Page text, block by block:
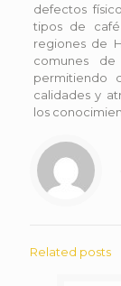
defectos
tipos de
regiones de
comunes
permitiendo
calidades y
los
Related posts